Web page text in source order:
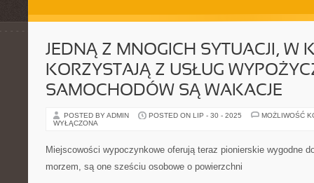
JEDNĄ Z MNOGICH SYTUACJI, W
KORZYSTAJĄ Z USŁUG
SAMOCHODÓW SĄ WAKACJE
POSTED BY ADMIN POSTED ON LIP - 30 - 2025
MOŻLIWOŚĆ
WYŁĄCZONA
Miejscowości wypoczynkowe oferują teraz pionierskie wygodne
morzem, są one sześciu osobowe o powierzchni